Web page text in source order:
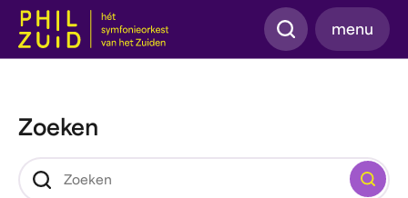
Zoeken
menu
Zoeken
Zoeken